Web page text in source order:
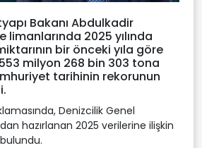
Bakanı Abdulkadir
limanlarında 2025 yılında
bir önceki yıla göre
milyon 268 bin 303 tona
tarihinin rekorunun
Denizcilik Genel
hazırlanan 2025 verilerine ilişkin